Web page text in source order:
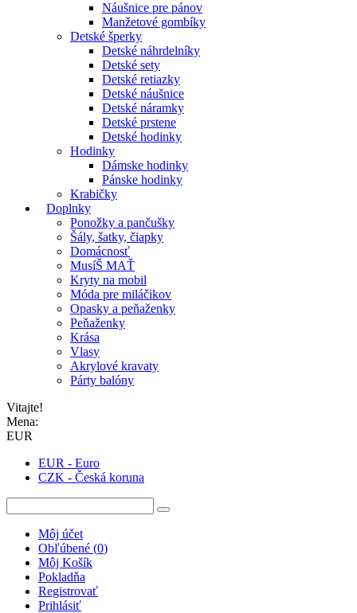
Náušnice pre pánov
Manžetové gombíky
Detské šperky
Detské náhrdelníky
Detské sety
Detské retiazky
Detské náušnice
Detské náramky
Detské prstene
Detské hodinky
Hodinky
Dámske hodinky
Pánske hodinky
Krabičky
Doplnky
Ponožky a pančušky
Šály, šatky, čiapky
Domácnosť
MusíŠ MAŤ
Kryty na mobil
Móda pre miláčikov
Opasky a peňaženky
Peňaženky
Krása
Vlasy
Akrylové kravaty
Párty balóny
Vitajte!
Mena:
EUR
EUR - Euro
CZK - Česká koruna
Môj účet
Obľúbené (0)
Môj Košík
Pokladňa
Registrovať
Prihlásiť